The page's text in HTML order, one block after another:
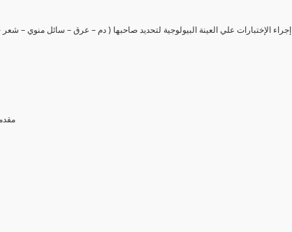
(7) إجراء الإختبارات علي العينة البيولوجية لتحديد صاحبها ( دم – عرق – سائل منوي –
1-